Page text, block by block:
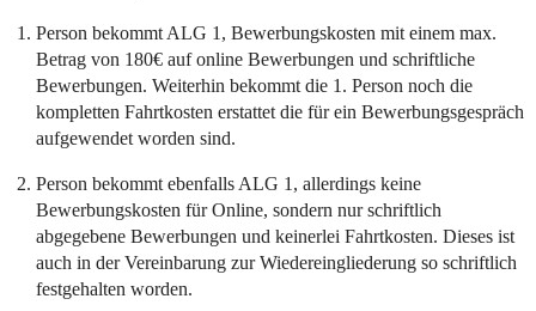
Person bekommt ALG 1, Bewerbungskosten mit einem max.
Betrag von 180€ auf online Bewerbungen und schriftliche
Bewerbungen. Weiterhin bekommt die 1. Person noch die
kompletten Fahrtkosten erstattet die für ein Bewerbungsgespräch
aufgewendet worden sind.
Person bekommt ebenfalls ALG 1, allerdings keine
Bewerbungskosten für Online, sondern nur schriftlich
abgegebene Bewerbungen und keinerlei Fahrtkosten. Dieses ist
auch in der Vereinbarung zur Wiedereingliederung so schriftlich
festgehalten worden.